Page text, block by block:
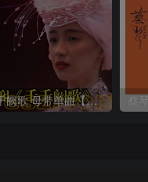
陈慧娴-千千阙歌 母带单曲【试听】 蔡